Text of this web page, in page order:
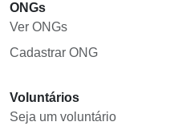
ONGs
Ver ONGs
Cadastrar ONG
Voluntários
Seja um voluntário